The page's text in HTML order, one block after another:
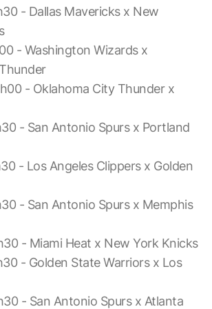
- Dallas Mavericks x New
- Washington Wizards x
- Oklahoma City Thunder x
- San Antonio Spurs x Portland
- Los Angeles Clippers x Golden
- San Antonio Spurs x Memphis
- Miami Heat x New York Knicks
- Golden State Warriors x Los
- San Antonio Spurs x Atlanta